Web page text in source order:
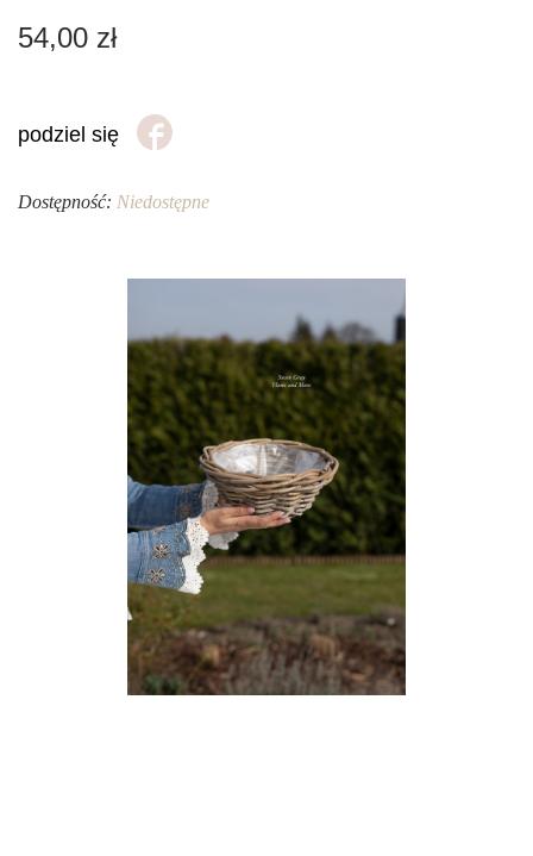
54,00 zł
podziel się
Dostępność: Niedostępne